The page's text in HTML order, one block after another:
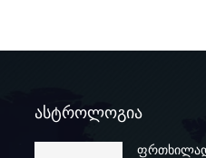
ასტროლოგია